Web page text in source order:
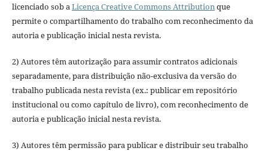
licenciado sob a Licença Creative Commons Attribution que
permite o compartilhamento do trabalho com reconhecimento da
autoria e publicação inicial nesta revista.
2) Autores têm autorização para assumir contratos adicionais
separadamente, para distribuição não-exclusiva da versão do
trabalho publicada nesta revista (ex.: publicar em repositório
institucional ou como capítulo de livro), com reconhecimento de
autoria e publicação inicial nesta revista.
3) Autores têm permissão para publicar e distribuir seu trabalho